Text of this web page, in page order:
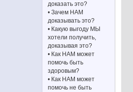
доказать это?
• Зачем НАМ
доказывать это?
• Какую выгоду МЫ
хотели получить,
доказывая это?
• Как НАМ может
помочь быть
здоровым?
• Как НАМ может
помочь не быть